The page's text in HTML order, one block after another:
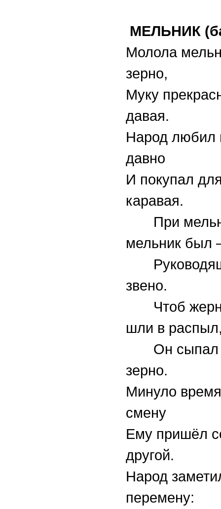
МЕЛЬНИК
Молола
зерно,
Муку
давая.
Народ любил
давно
И покупал
каравая.
При
мельник был
звено.
Чтоб
шли в
Он сыпал
зерно.
Минуло
смену
Ему пришёл
другой.
Народ
перемену: